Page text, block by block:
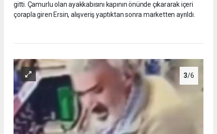
gitti. Çamurlu olan ayakkabısını kapının önünde çıkararak içeri
çorapla giren Ersin, alışveriş yaptıktan sonra marketten ayrıldı.
3/6